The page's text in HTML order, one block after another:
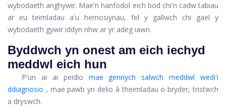
wybodaeth anghywir. Mae'n hanfodol eich bod chi'n cadw tabiau
ar eu teimladau a'u hemosiynau, fel y gallwch chi gael y
wybodaeth gywir iddyn nhw ar yr adeg iawn.
Byddwch yn onest am eich iechyd
meddwl eich hun
P'un ai ai peidio mae gennych salwch meddwl wedi'i
ddiagnosio , mae pawb yn delio â theimladau o bryder, tristwch
a dryswch.